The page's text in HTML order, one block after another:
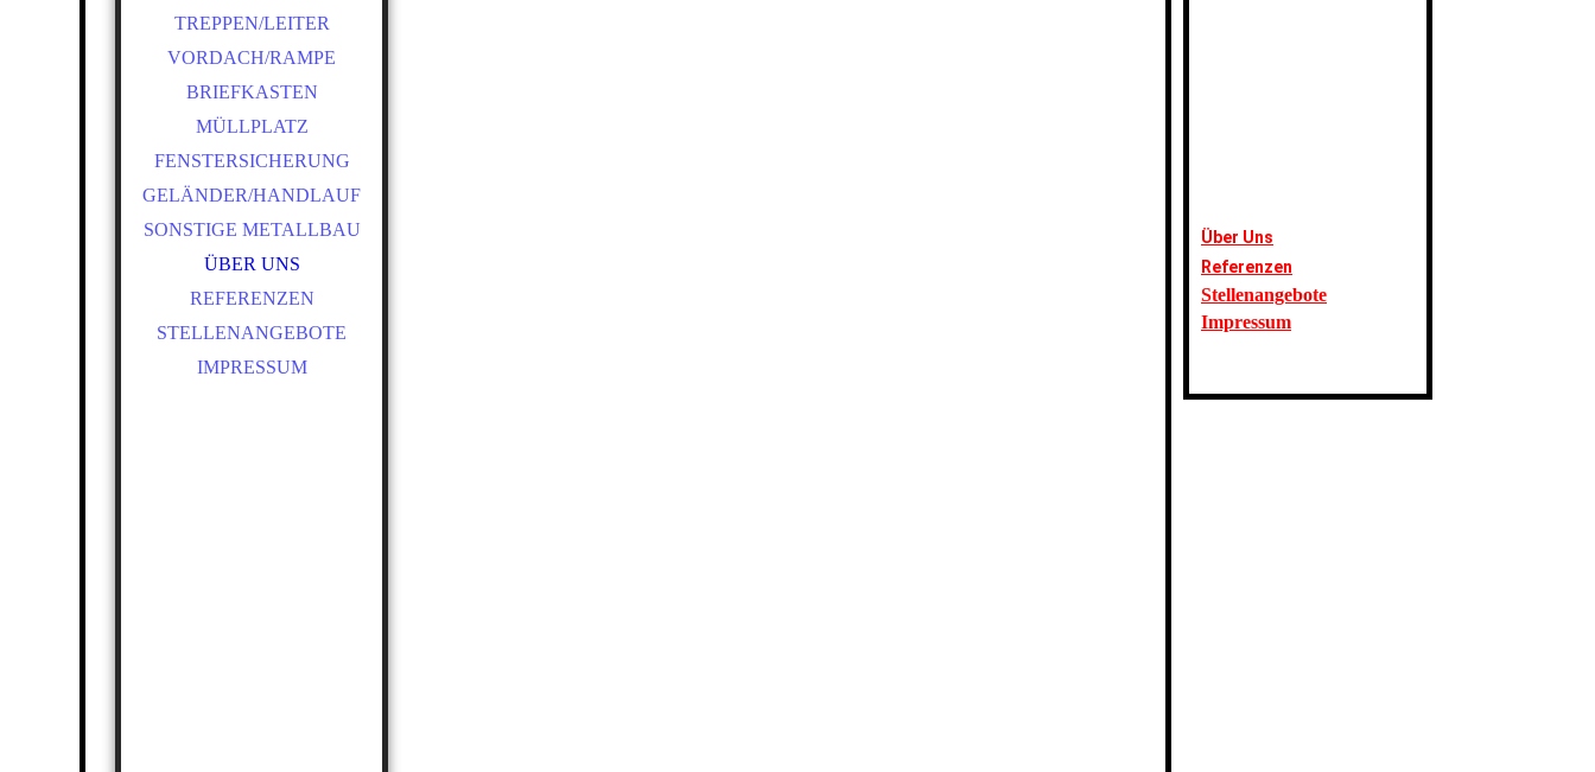
TREPPEN/LEITER
VORDACH/RAMPE
BRIEFKASTEN
MÜLLPLATZ
FENSTERSICHERUNG
GELÄNDER/HANDLAUF
SONSTIGE METALLBAU
ÜBER UNS
REFERENZEN
STELLENANGEBOTE
IMPRESSUM
Über Uns
Referenzen
Stellenangebote
Impressum